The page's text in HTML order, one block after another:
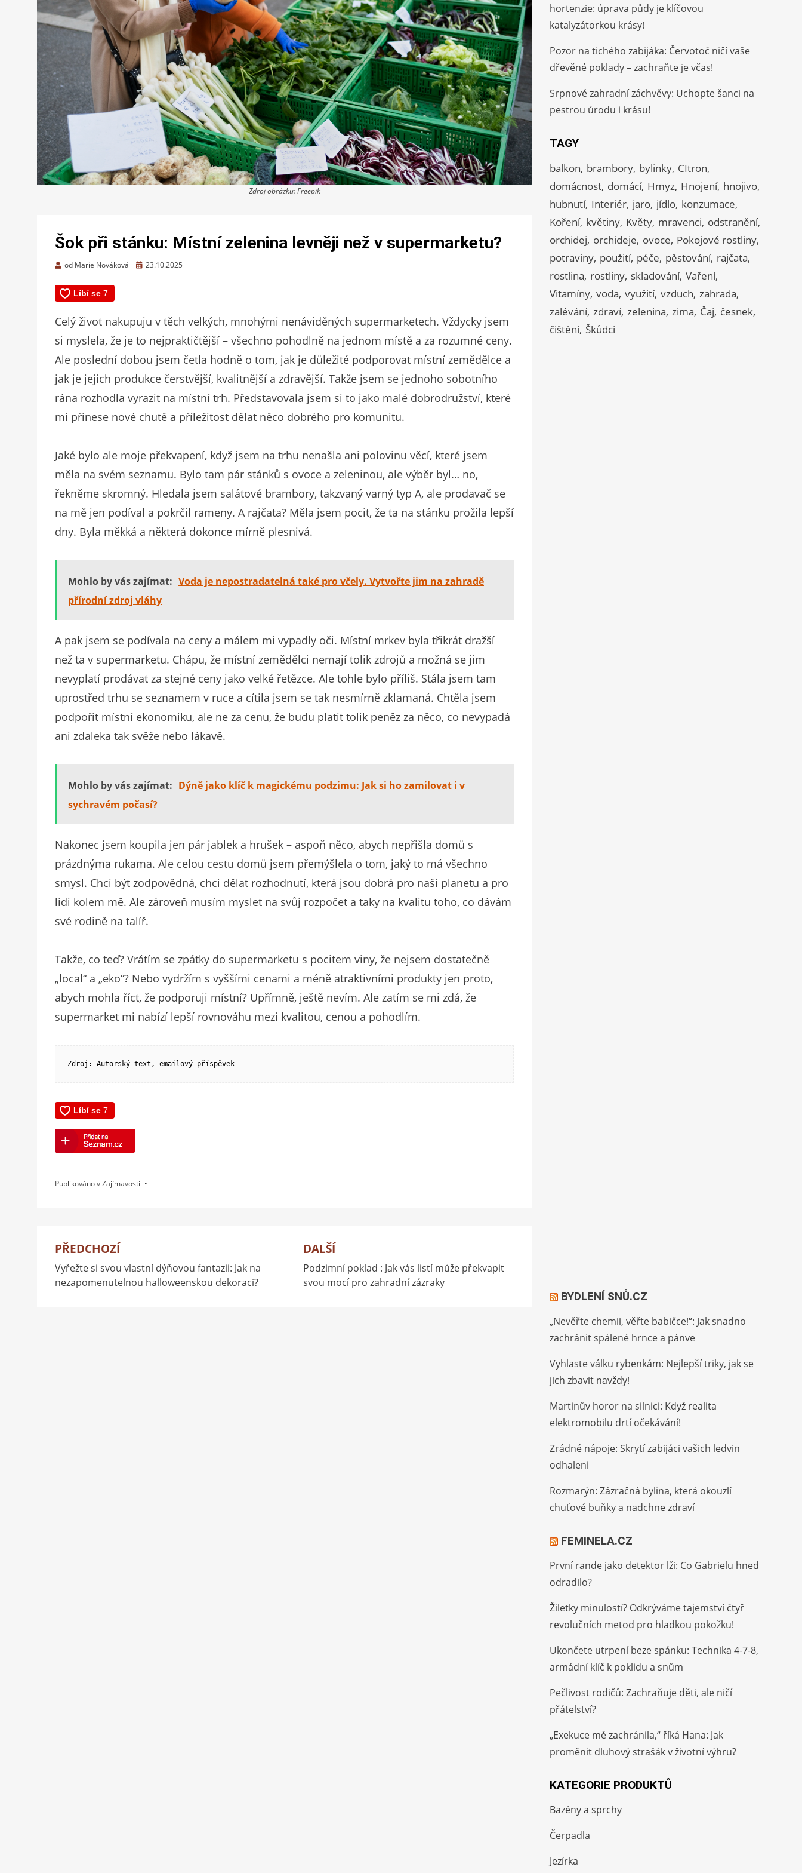
Zdroj obrázku: Freepik
Šok při stánku: Místní zelenina levněji než v supermarketu?
od Marie Nováková
Zveřejněno
23.10.2025
Celý život nakupuju v těch velkých, mnohými nenáviděných supermarketech. Vždycky jsem
si myslela, že je to nejpraktičtější – všechno pohodlně na jednom místě a za rozumné ceny.
Ale poslední dobou jsem četla hodně o tom, jak je důležité podporovat místní zemědělce a
jak je jejich produkce čerstvější, kvalitnější a zdravější. Takže jsem se jednoho sobotního
rána rozhodla vyrazit na místní trh. Představovala jsem si to jako malé dobrodružství, které
mi přinese nové chutě a příležitost dělat něco dobrého pro komunitu.
Jaké bylo ale moje překvapení, když jsem na trhu nenašla ani polovinu věcí, které jsem
měla na svém seznamu. Bylo tam pár stánků s ovoce a zeleninou, ale výběr byl… no,
řekněme skromný. Hledala jsem salátové brambory, takzvaný varný typ A, ale prodavač se
na mě jen podíval a pokrčil rameny. A rajčata? Měla jsem pocit, že ta na stánku prožila lepší
dny. Byla měkká a některá dokonce mírně plesnivá.
Mohlo by vás zajímat: Voda je nepostradatelná také pro včely. Vytvořte jim na zahradě
přírodní zdroj vláhy
A pak jsem se podívala na ceny a málem mi vypadly oči. Místní mrkev byla třikrát dražší
než ta v supermarketu. Chápu, že místní zemědělci nemají tolik zdrojů a možná se jim
nevyplatí prodávat za stejné ceny jako velké řetězce. Ale tohle bylo příliš. Stála jsem tam
uprostřed trhu se seznamem v ruce a cítila jsem se tak nesmírně zklamaná. Chtěla jsem
podpořit místní ekonomiku, ale ne za cenu, že budu platit tolik peněz za něco, co nevypadá
ani zdaleka tak svěže nebo lákavě.
Mohlo by vás zajímat: Dýně jako klíč k magickému podzimu: Jak si ho zamilovat i v
sychravém počasí?
Nakonec jsem koupila jen pár jablek a hrušek – aspoň něco, abych nepřišla domů s
prázdnýma rukama. Ale celou cestu domů jsem přemýšlela o tom, jaký to má všechno
smysl. Chci být zodpovědná, chci dělat rozhodnutí, která jsou dobrá pro naši planetu a pro
lidi kolem mě. Ale zároveň musím myslet na svůj rozpočet a taky na kvalitu toho, co dávám
své rodině na talíř.
Takže, co teď? Vrátím se zpátky do supermarketu s pocitem viny, že nejsem dostatečně
„local“ a „eko“? Nebo vydržím s vyššími cenami a méně atraktivními produkty jen proto,
abych mohla říct, že podporuji místní? Upřímně, ještě nevím. Ale zatím se mi zdá, že
supermarket mi nabízí lepší rovnováhu mezi kvalitou, cenou a pohodlím.
Zdroj: Autorský text, emailový příspěvek
Publikováno vZajímavosti
Navigace
pro
PŘEDCHOZÍ
Vyřežte si svou vlastní dýňovou fantazii: Jak na
nezapomenutelnou halloweenskou dekoraci?
DALŠÍ
Podzimní poklad : Jak vás listí může překvapit
svou mocí pro zahradní zázraky
hortenzie: úprava půdy je klíčovou
katalyzátorkou krásy!
Pozor na tichého zabijáka: Červotoč ničí vaše
dřevěné poklady – zachraňte je včas!
Srpnové zahradní záchvěvy: Uchopte šanci na
pestrou úrodu i krásu!
TAGY
balkon brambory bylinky CItron
domácnost domácí Hmyz Hnojení hnojivo
hubnutí Interiér jaro jídlo konzumace
Koření květiny Květy mravenci odstranění
orchidej orchideje ovoce Pokojové rostliny
potraviny použití péče pěstování rajčata
rostlina rostliny skladování Vaření
Vitamíny voda využití vzduch zahrada
zalévání zdraví zelenina zima Čaj česnek
čištění Škůdci
BYDLENÍ SNŮ.CZ
„Nevěřte chemii, věřte babičce!“: Jak snadno
zachránit spálené hrnce a pánve
Vyhlaste válku rybenkám: Nejlepší triky, jak se
jich zbavit navždy!
Martinův horor na silnici: Když realita
elektromobilu drtí očekávání!
Zrádné nápoje: Skrytí zabijáci vašich ledvin
odhaleni
Rozmarýn: Zázračná bylina, která okouzlí
chuťové buňky a nadchne zdraví
FEMINELA.CZ
První rande jako detektor lži: Co Gabrielu hned
odradilo?
Žiletky minulostí? Odkrýváme tajemství čtyř
revolučních metod pro hladkou pokožku!
Ukončete utrpení beze spánku: Technika 4-7-8,
armádní klíč k poklidu a snům
Pečlivost rodičů: Zachraňuje děti, ale ničí
přátelství?
„Exekuce mě zachránila,“ říká Hana: Jak
proměnit dluhový strašák v životní výhru?
KATEGORIE PRODUKTŮ
Bazény a sprchy
Čerpadla
Jezírka